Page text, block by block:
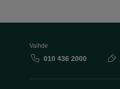
Vaihde
010 436 2000